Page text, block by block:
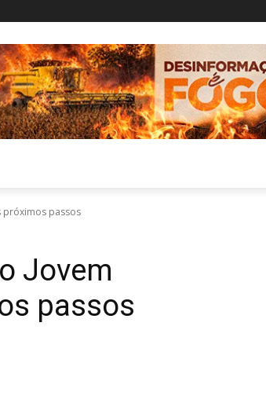
próximos passos
Jovem
passos